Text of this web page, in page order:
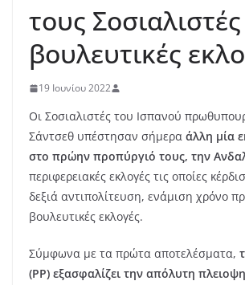
τους Σοσιαλιστές
βουλευτικές
19 Ιουνίου 2022
Οι Σοσιαλιστές του Ισπανού
Σάντσεθ υπέστησαν σήμερα άλλη μία
στο πρώην προπύργιό τους, την
περιφερειακές εκλογές τις οποίες
δεξιά αντιπολίτευση, ενάμιση χρόνο
βουλευτικές εκλογές.
Σύμφωνα με τα πρώτα αποτελέσματα,
(PP) εξασφαλίζει την απόλυτη